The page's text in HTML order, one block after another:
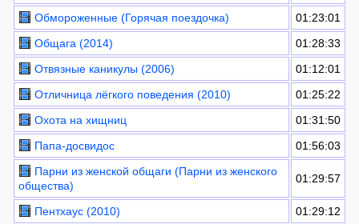
Обмороженные (Горячая поездочка)
01:23:01
Общага (2014)
01:28:33
Отвязные каникулы (2006)
01:12:01
Отличница лёгкого поведения (2010)
01:25:22
Охота на хищниц
01:31:50
Папа-досвидос
01:56:03
Парни из женской общаги (Парни из женского
общества)
01:29:57
Пентхаус (2010)
01:29:12